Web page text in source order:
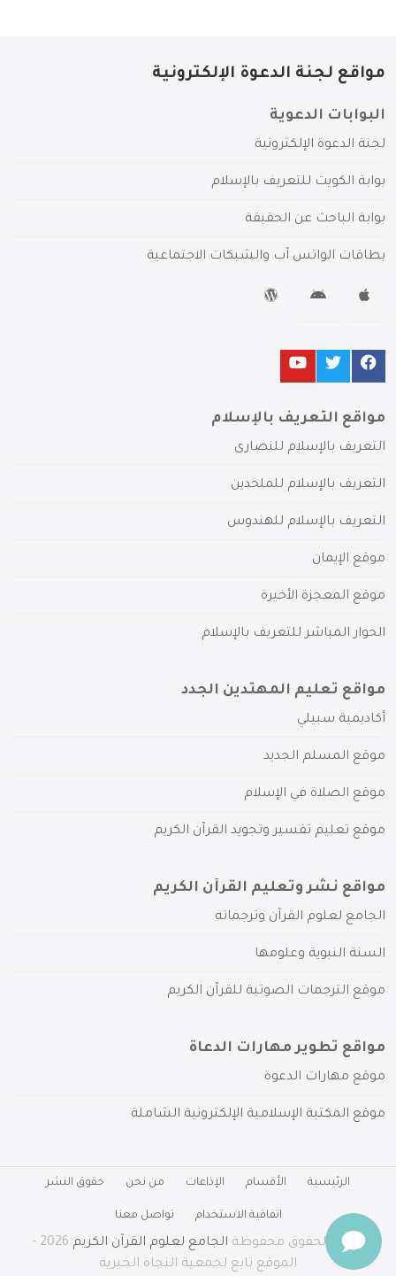
مواقع لجنة الدعوة الإلكترونية
البوابات الدعوية
لجنة الدعوة الإلكترونية
بوابة الكويت للتعريف بالإسلام
بوابة الباحث عن الحقيقة
بطاقات الواتس آب والشبكات الاجتماعية
مواقع التعريف بالإسلام
التعريف بالإسلام للنصارى
التعريف بالإسلام للملحدين
التعريف بالإسلام للهندوس
موقع الإيمان
موقع المعجزة الأخيرة
الحوار المباشر للتعريف بالإسلام
مواقع تعليم المهتدين الجدد
أكاديمية سبيلي
موقع المسلم الجديد
موقع الصلاة في الإسلام
موقع تعليم تفسير وتجويد القرآن الكريم
مواقع نشر وتعليم القرآن الكريم
الجامع لعلوم القرآن وترجماته
السنة النبوية وعلومها
موقع الترجمات الصوتية للقرآن الكريم
مواقع تطوير مهارات الدعاة
موقع مهارات الدعوة
موقع المكتبة الإسلامية الإلكترونية الشاملة
الرئيسية الأقسام الإذاعات من نحن حقوق النشر
اتفاقية الاستخدام تواصل معنا
جميع الحقوق محفوظة الجامع لعلوم القرآن الكريم
2026 -
الموقع تابع لجمعية النجاة الخيرية